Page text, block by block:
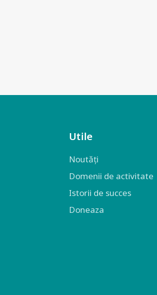
Utile
Noutăți
Domenii de activitate
Istorii de succes
Doneaza